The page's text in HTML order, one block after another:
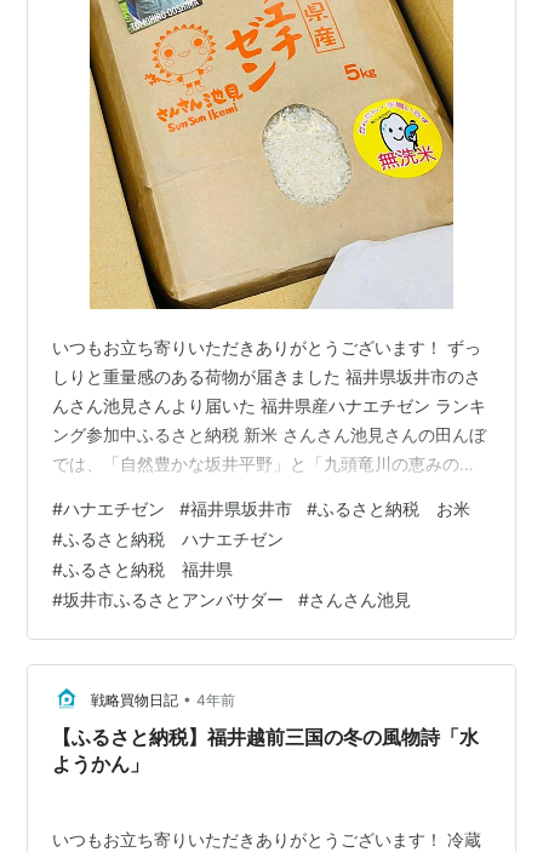
いつもお立ち寄りいただきありがとうございます！ ずっ
しりと重量感のある荷物が届きました 福井県坂井市のさ
んさん池見さんより届いた 福井県産ハナエチゼン ランキ
ング参加中ふるさと納税 新米 さんさん池見さんの田んぼ
では、「自然豊かな坂井平野」と「九頭竜川の恵みの
しいお米を農家から直送！【全国発送】福井県坂井市池
見で自家栽培している美味しいお米をインターネットで
販売中。今年も自慢のお米が収穫できました！ふるさと
納税サイトからもお申込みいただけます。
www.sansanikemi.jp 公式HP そして、その自信の表れは
生産者のお顔とお名前をしっ…
#ハナエチゼン #福井県坂井市 #ふるさと納税 お米
#ふるさと納税 ハナエチゼン
#ふるさと納税 福井県
#坂井市ふるさとアンバサダー #さんさん池見
戦略買物日記 • 4年前
【ふるさと納税】福井越前三国の冬の風物詩「水
ようかん」